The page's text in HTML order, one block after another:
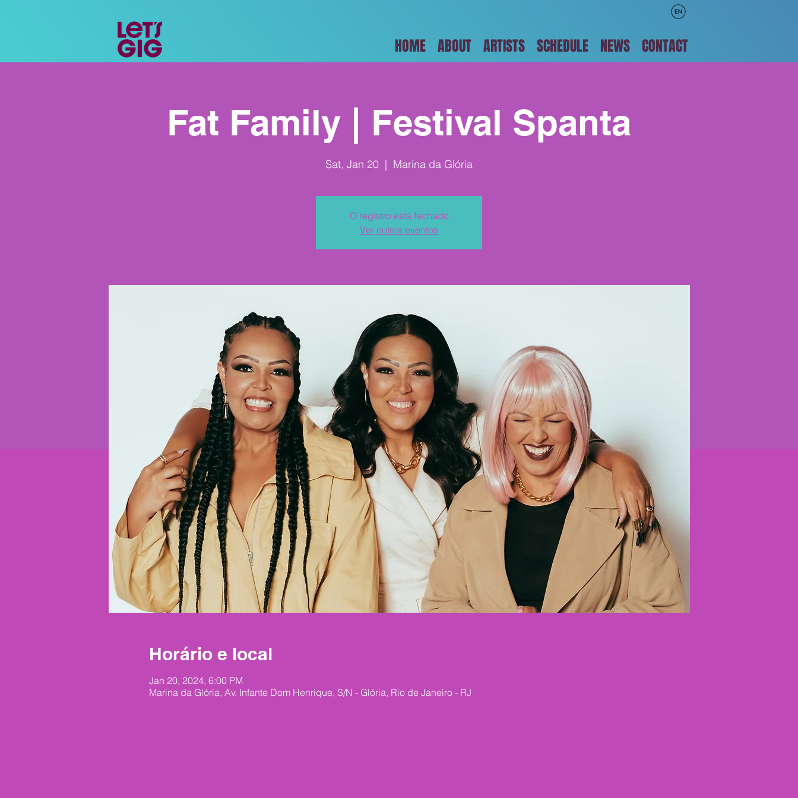
HOME ABOUT ARTISTS SCHEDULE NEWS CONTACT
Fat Family | Festival Spanta
Sat, Jan 20
  |
Marina da Glória
O registro está fechado
Ver outros eventos
Horário e local
Jan 20, 2024, 6:00 PM
Marina da Glória, Av. Infante Dom Henrique, S/N - Glória, Rio de Janeiro - RJ